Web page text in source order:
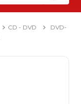
CD - DVD
DVD-